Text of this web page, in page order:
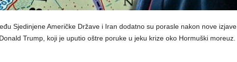
Sjedinjene Američke Države i Iran dodatno su porasle nakon nove izjave
Trump, koji je uputio oštre poruke u jeku krize oko Hormuški moreuz.